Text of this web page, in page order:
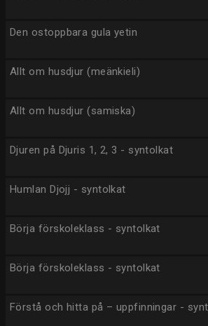
Den ostoppbara gula yetin
Allt om husdjur (meänkieli)
Allt om husdjur (samiska)
Djuren på Djuris 1, 2, 3 - syntolkat
Humlan Djojj - syntolkat
Börja förskoleklass - syntolkat
Börja förskoleklass - syntolkat
Förstå och hitta på – uppfinningar -